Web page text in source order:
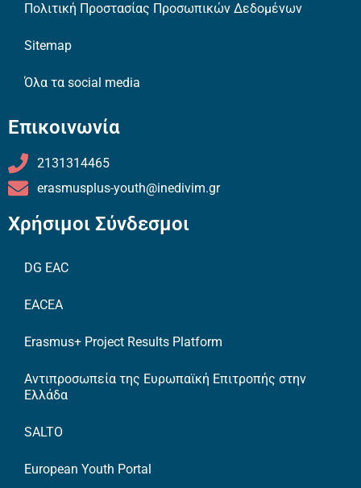
Πολιτική Προστασίας Προσωπικών Δεδομένων
Sitemap
Όλα τα social media
Επικοινωνία
2131314465
erasmusplus-youth@inedivim.gr
Χρήσιμοι Σύνδεσμοι
DG EAC
EACEA
Erasmus+ Project Results Platform
Αντιπροσωπεία της Ευρωπαϊκή Επιτροπής στην
Ελλάδα
SALTO
European Youth Portal